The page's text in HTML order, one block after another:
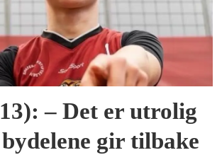
– Det er utrolig
gir tilbake